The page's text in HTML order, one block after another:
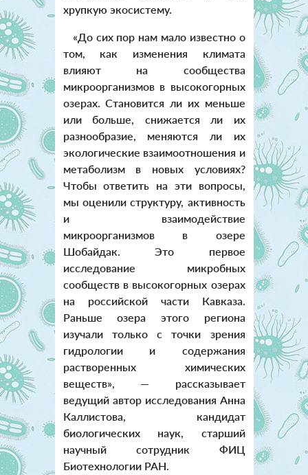
хрупкую экосистему.
«До сих пор нам мало известно о
том, как изменения климата
влияют на сообщества
микроорганизмов в высокогорных
озерах. Становится ли их меньше
или больше, снижается ли их
разнообразие, меняются ли их
экологические взаимоотношения и
метаболизм в новых условиях?
Чтобы ответить на эти вопросы,
мы оценили структуру, активность
и взаимодействие
микроорганизмов в озере
Шобайдак. Это первое
исследование микробных
сообществ в высокогорных озерах
на российской части Кавказа.
Раньше озера этого региона
изучали только с точки зрения
гидрологии и содержания
растворенных химических
веществ», — рассказывает
ведущий автор исследования Анна
Каллистова, кандидат
биологических наук, старший
научный сотрудник ФИЦ
Биотехнологии РАН.